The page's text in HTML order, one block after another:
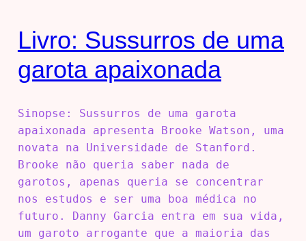
Livro: Sussurros de uma
garota apaixonada
Sinopse: Sussurros de uma garota
apaixonada apresenta Brooke Watson, uma
novata na Universidade de Stanford.
Brooke não queria saber nada de
garotos, apenas queria se concentrar
nos estudos e ser uma boa médica no
futuro. Danny Garcia entra em sua vida,
um garoto arrogante que a maioria das